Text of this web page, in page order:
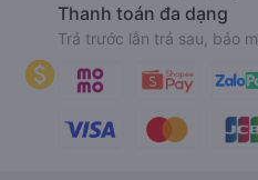
Thanh toán đa dạng
Trả trước lẫn trả sau, bảo